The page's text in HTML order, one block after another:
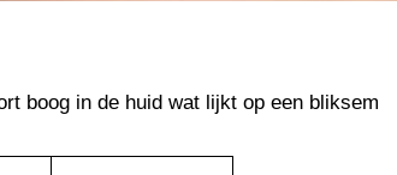
boog in de huid wat lijkt op een bliksem